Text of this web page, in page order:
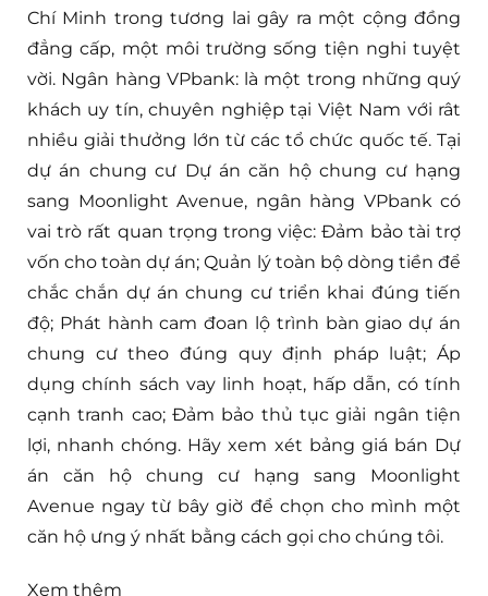
Chí Minh trong tương lai gây ra một cộng đồng
đẳng cấp, một môi trường sống tiện nghi tuyệt
vời. Ngân hàng VPbank: là một trong những quý
khách uy tín, chuyên nghiệp tại Việt Nam với rât
nhiều giải thưởng lớn từ các tổ chức quốc tế. Tại
dự án chung cư Dự án căn hộ chung cư hạng
sang Moonlight Avenue, ngân hàng VPbank có
vai trò rất quan trọng trong việc: Đảm bảo tài trợ
vốn cho toàn dự án; Quản lý toàn bộ dòng tiền để
chắc chắn dự án chung cư triển khai đúng tiến
độ; Phát hành cam đoan lộ trình bàn giao dự án
chung cư theo đúng quy định pháp luật; Áp
dụng chính sách vay linh hoạt, hấp dẫn, có tính
cạnh tranh cao; Đảm bảo thủ tục giải ngân tiện
lợi, nhanh chóng. Hãy xem xét bảng giá bán Dự
án căn hộ chung cư hạng sang Moonlight
Avenue ngay từ bây giờ để chọn cho mình một
căn hộ ưng ý nhất bằng cách gọi cho chúng tôi.
Xem thêm